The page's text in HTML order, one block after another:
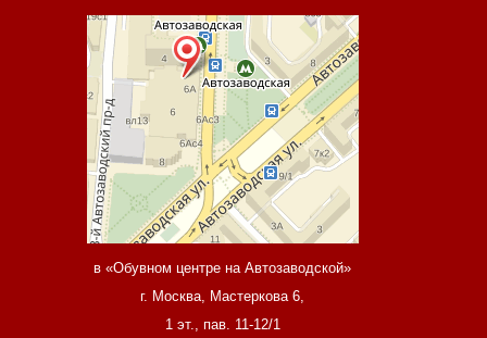
в «Обувном центре на Автозаводской»
г. Москва, Мастеркова 6,
1 эт., пав. 11-12/1